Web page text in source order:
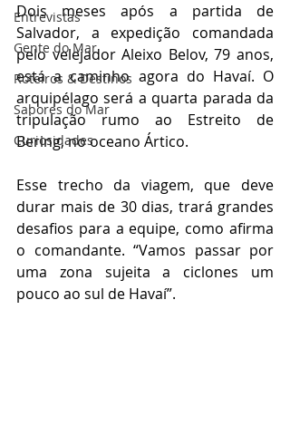
Entrevistas
Gente do Mar
Roteiros & Destinos
Sabores do Mar
Curiosidades
Dois meses após a partida de
Salvador, a expedição comandada
pelo velejador Aleixo Belov, 79 anos,
está a caminho agora do Havaí. O
arquipélago será a quarta parada da
tripulação rumo ao Estreito de
Bering, no oceano Ártico.
Esse trecho da viagem, que deve
durar mais de 30 dias, trará grandes
desafios para a equipe, como afirma
o comandante. “Vamos passar por
uma zona sujeita a ciclones um
pouco ao sul de Havaí”.